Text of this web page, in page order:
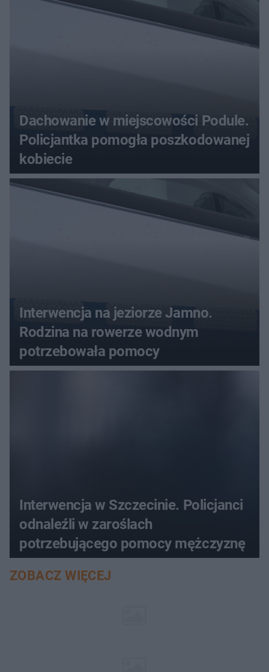
Dachowanie w miejscowości Podule.
Policjantka pomogła poszkodowanej
kobiecie
Interwencja na jeziorze Jamno.
Rodzina na rowerze wodnym
potrzebowała pomocy
Interwencja w Szczecinie. Policjanci
odnaleźli w zaroślach
potrzebującego pomocy mężczyznę
ZOBACZ WIĘCEJ